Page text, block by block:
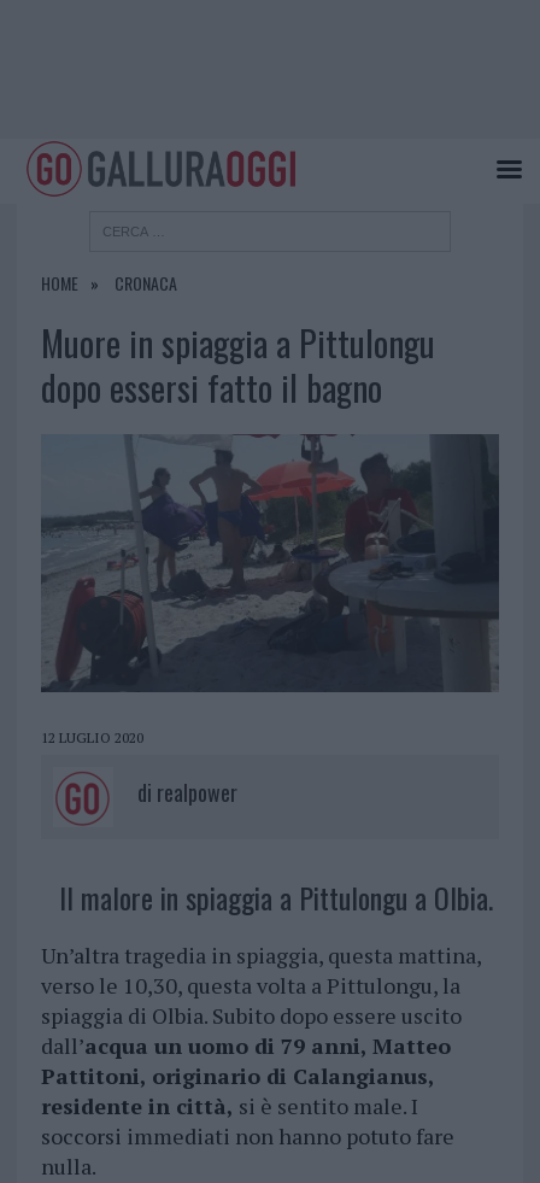
HOME CRONACA
Muore in spiaggia a Pittulongu
dopo essersi fatto il bagno
12 LUGLIO 2020
di realpower
Il malore in spiaggia a Pittulongu a Olbia.
Un’altra tragedia in spiaggia, questa mattina,
verso le 10,30, questa volta a Pittulongu, la
spiaggia di Olbia. Subito dopo essere uscito
dall’acqua un uomo di 79 anni, Matteo
Pattitoni, originario di Calangianus,
residente in città, si è sentito male. I
soccorsi immediati non hanno potuto fare
nulla.